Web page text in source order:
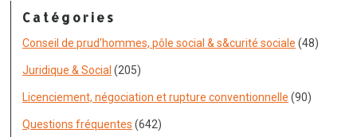
Catégories
Conseil de prud'hommes, pôle social & s&curité sociale (48)
Juridique & Social (205)
Licenciement, négociation et rupture conventionnelle (90)
Questions fréquentes (642)